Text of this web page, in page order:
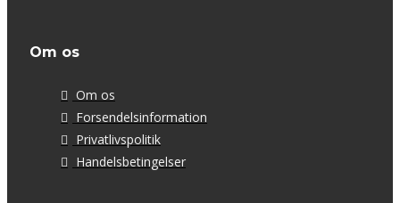
Om os
Om os
Forsendelsinformation
Privatlivspolitik
Handelsbetingelser